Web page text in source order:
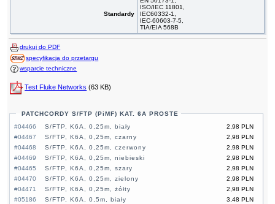
Standardy
ISO/IEC 11801,
IEC60332-1,
IEC-60603-7-5,
TIA/EIA 568B
drukuj do PDF
specyfikacja do przetargu
wsparcie techniczne
Test Fluke Networks (63 KB)
PATCHCORDY S/FTP (PiMF) KAT. 6A PROSTE
#04466
2,98 PLN
S/FTP, K6A, 0,25m, biały
#04467
2,98 PLN
S/FTP, K6A, 0,25m, czarny
#04468
2,98 PLN
S/FTP, K6A, 0,25m, czerwony
#04469
2,98 PLN
S/FTP, K6A, 0,25m, niebieski
#04465
2,98 PLN
S/FTP, K6A, 0,25m, szary
#04470
2,98 PLN
S/FTP, K6A, 0,25m, zielony
#04471
2,98 PLN
S/FTP, K6A, 0,25m, żółty
#05186
3,48 PLN
S/FTP, K6A, 0,5m, biały